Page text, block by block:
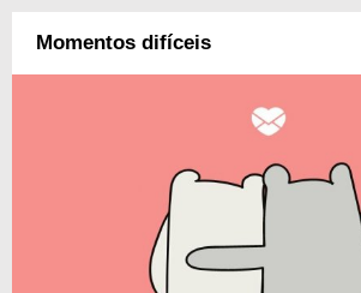
Momentos difíceis